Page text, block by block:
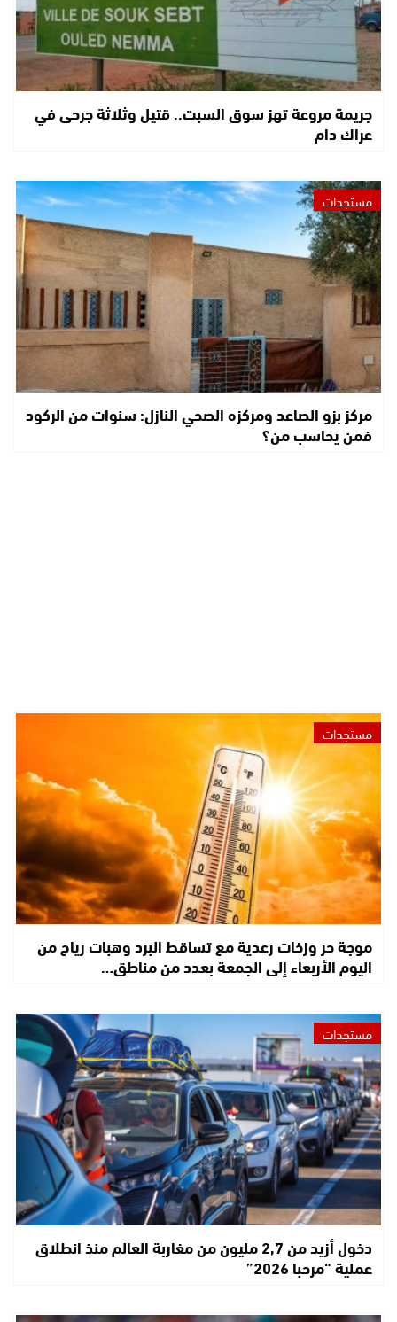
جريمة مروعة تهز سوق السبت.. قتيل وثلاثة جرحى في
عراك دام
مستجدات
مركز بزو الصاعد ومركزه الصحي النازل: سنوات من الركود
فمن يحاسب من؟
مستجدات
موجة حر وزخات رعدية مع تساقط البرد وهبات رياح من
اليوم الأربعاء إلى الجمعة بعدد من مناطق…
مستجدات
دخول أزيد من 2,7 مليون من مغاربة العالم منذ انطلاق
عملية “مرحبا 2026”